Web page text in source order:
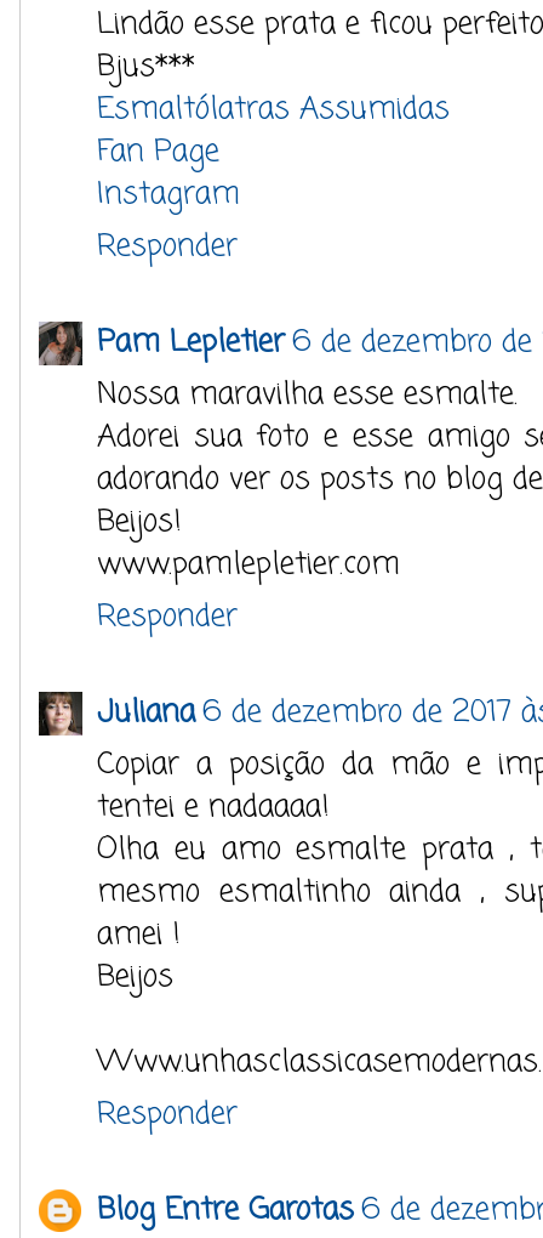
Lindão esse prata e ficou
Bjus***
Esmaltólatras Assumidas
Fan Page
Instagram
Responder
Pam Lepletier6 de dezembro de
Nossa maravilha esse esmalte.
Adorei sua foto e esse amigo
adorando ver os posts no blog
Beijos!
www.pamlepletier.com
Responder
Juliana6 de dezembro de 2017
Copiar a posição da mão e
tentei e nadaaaa!
Olha eu amo esmalte prata ,
mesmo esmaltinho ainda ,
amei !
Beijos
Responder
Blog Entre Garotas6 de